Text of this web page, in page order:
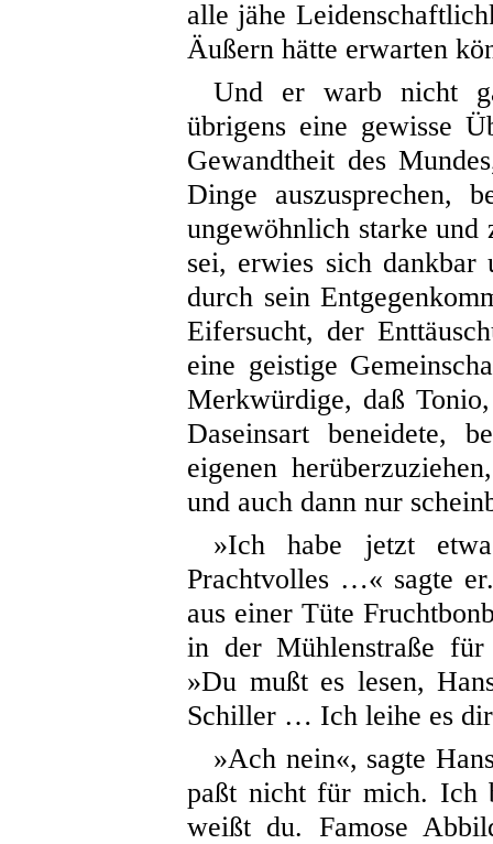
alle jähe
Äußern hätte erwarten
Und er warb nicht
übrigens eine gewisse
Gewandtheit des
Dinge auszusprechen,
ungewöhnlich starke
sei, erwies sich dankbar
durch sein
Eifersucht, der
eine geistige
Merkwürdige, daß
Daseinsart beneidete,
eigenen
und auch dann nur
»Ich habe jetzt
Prachtvolles …« sagte
aus einer Tüte
in der Mühlenstraße für
»Du mußt es lesen,
Schiller … Ich leihe es
»Ach nein«, sagte
paßt nicht für mich. Ich
weißt du. Famose